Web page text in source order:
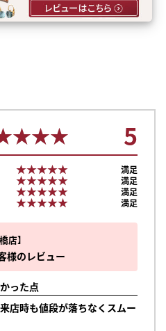
店
様のレビュー
った点
店時も値段が落ちなくスムー
5
★★★★★
★★★★★
満足
★★★★★
★★★★★
満足
★★★★★
★★★★★
満足
★★★★★
★★★★★ 満足